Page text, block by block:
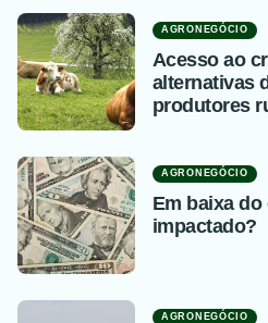
AGRONEGÓCIO
Acesso ao
alternativas
produtores
AGRONEGÓCIO
Em baixa
impactado?
AGRONEGÓCIO